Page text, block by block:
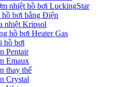
nhiệt hồ bơi LuckingStar
bơi bằng Điện
nhiệt Kripsol
hồ bơi Heater Gas
hồ bơi
Pentair
Emaux
thay thế
Crystal